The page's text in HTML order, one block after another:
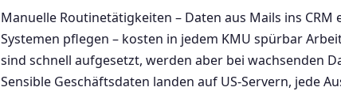
Manuelle Routinetätigkeiten – Daten aus Mails ins
Systemen pflegen – kosten in jedem KMU spürbar
sind schnell aufgesetzt, werden aber bei wachsenden
Sensible Geschäftsdaten landen auf US-Servern, jede